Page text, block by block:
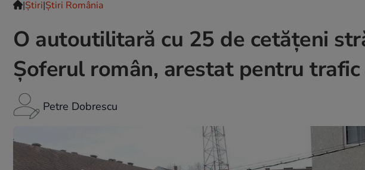
|Ştiri|Știri România
O autoutilitară cu 25 de cetățeni
Șoferul român, arestat pentru
Petre Dobrescu